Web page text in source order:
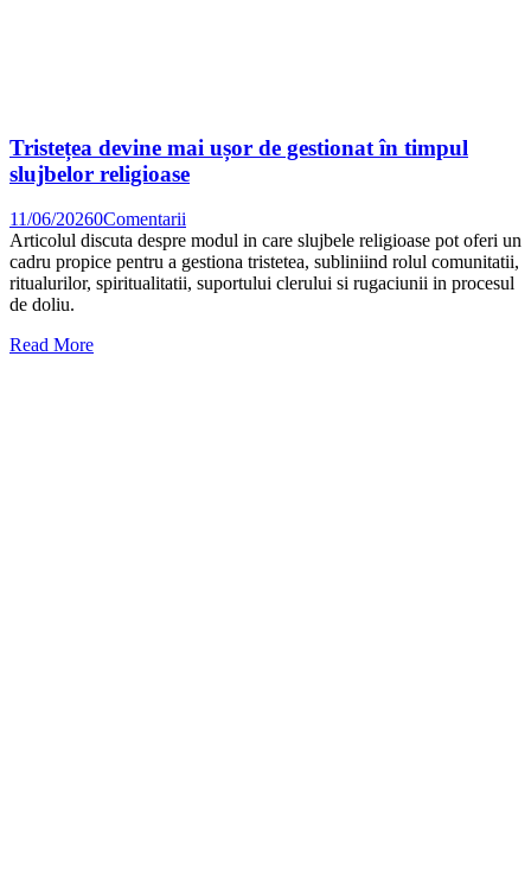
Tristețea devine mai ușor de gestionat în timpul
slujbelor religioase
11/06/20260Comentarii
Articolul discuta despre modul in care slujbele religioase pot oferi un
cadru propice pentru a gestiona tristetea, subliniind rolul comunitatii,
ritualurilor, spiritualitatii, suportului clerului si rugaciunii in procesul
de doliu.
Read More